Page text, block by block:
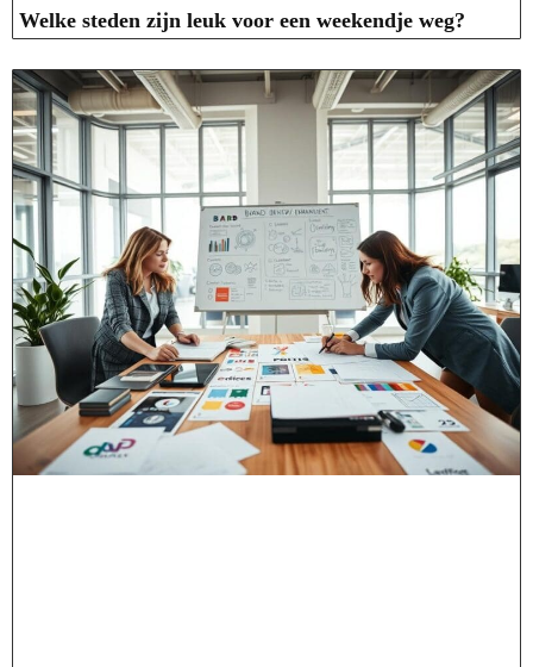
Welke steden zijn leuk voor een weekendje weg?